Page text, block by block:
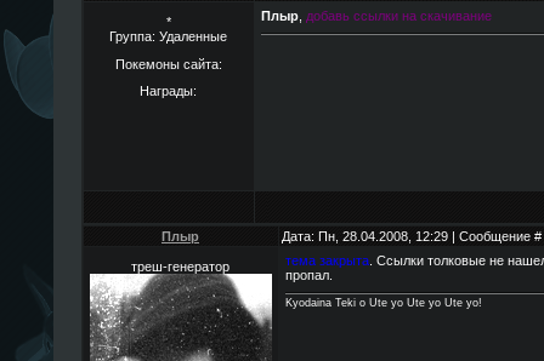
*
Группа: Удаленные
Покемоны сайта:
Награды:
Плыр, добавь ссылки на скачивание
Плыр Дата: Пн, 28.04.2008, 12:29 | Сообщение #
треш-генератор тема закрыта. Ссылки толковые не
пропал.
Kyodaina Teki o Ute yo Ute yo Ute yo!